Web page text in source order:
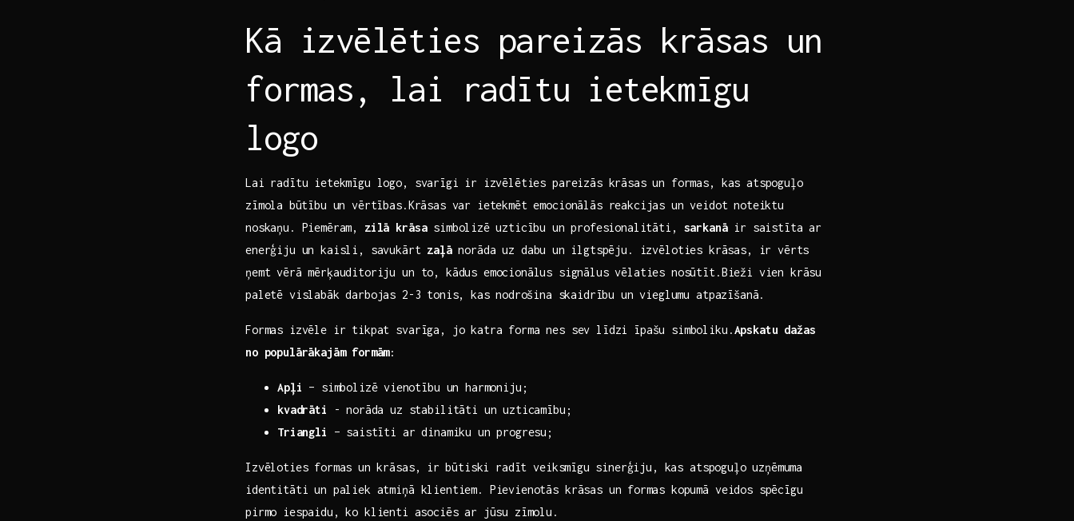
Kā ​izvēlēties pareizās krāsas un‍
formas, ​lai ​radītu ⁢ietekmīgu
‍logo
Lai radītu ​ietekmīgu logo, svarīgi ir⁣ izvēlēties pareizās krāsas un formas, kas atspoguļo
zīmola ⁣būtību‌ un vērtības.Krāsas var ietekmēt emocionālās reakcijas ‌un⁢ veidot noteiktu
noskaņu.‌ Piemēram, zilā ‍krāsasimbolizē ⁣uzticību ⁢un profesionalitāti, sarkanāir saistīta ‌ar
enerģiju un kaisli, savukārt zaļā⁣norāda uz dabu⁤ un ilgtspēju. izvēloties krāsas, ir ‌vērts ​
ņemt ‍vērā mērķauditoriju un​ to, kādus emocionālus ⁢signālus vēlaties nosūtīt.Bieži vien krāsu
paletē vislabāk darbojas⁤ 2-3 tonis, ⁢kas nodrošina⁣ skaidrību un vieglumu atpazīšanā.
Formas ‌izvēle ir tikpat svarīga, jo katra forma nes sev līdzi īpašu simboliku.Apskatu dažas
no populārākajām formām: ⁣
Apļi – simbolizē⁢ vienotību un harmoniju;
kvadrāti
​- norāda uz stabilitāti‍ un uzticamību;
Triangli
– saistīti ar ‌dinamiku un progresu;
Izvēloties formas un ⁢krāsas, ⁢ir⁣ būtiski radīt veiksmīgu ⁣sinerģiju, kas ‌atspoguļo uzņēmuma ​
identitāti un paliek atmiņā klientiem. Pievienotās krāsas‍ un ⁣formas kopumā veidos spēcīgu
pirmo iespaidu, ko klienti ⁢asociēs ar jūsu zīmolu.